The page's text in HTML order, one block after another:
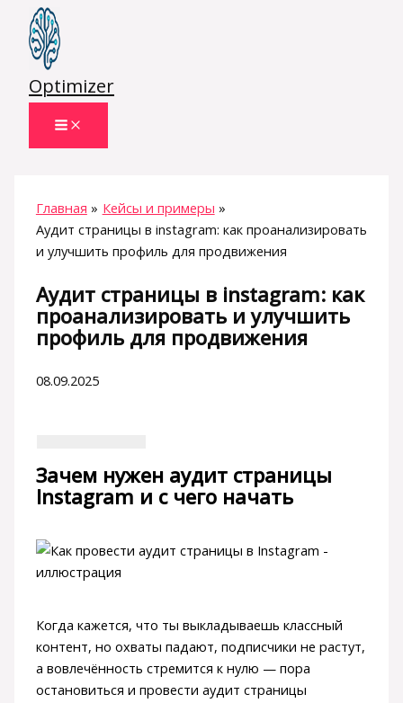
Перейти
содержимому
Optimizer
Главная
Кейсы и примеры
Аудит страницы в instagram: как проанализировать
и улучшить профиль для продвижения
Аудит страницы в instagram: как
проанализировать и улучшить
профиль для продвижения
08.09.2025
Зачем нужен аудит страницы
Instagram и с чего начать
Когда кажется, что ты выкладываешь классный
контент, но охваты падают, подписчики не растут,
а вовлечённость стремится к нулю — пора
остановиться и провести аудит страницы